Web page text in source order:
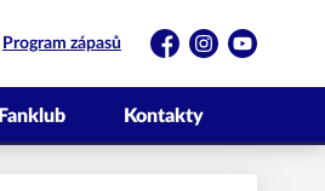
Program zápasů
FacebookInstagramYouTube
Fanklub Kontakty